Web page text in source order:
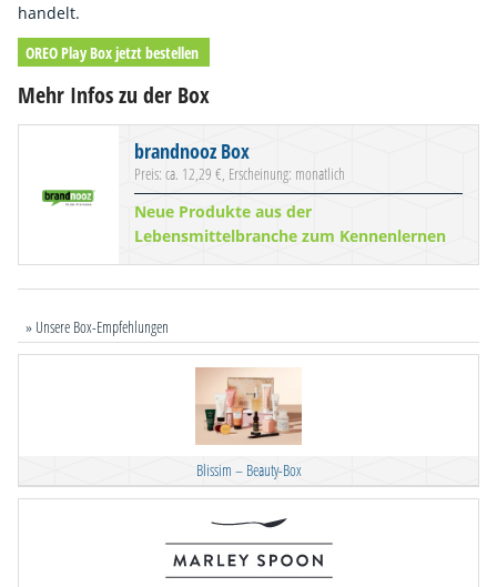
handelt.
OREO Play Box jetzt bestellen
Mehr Infos zu der Box
brandnooz Box
Preis: ca. 12,29 €, Erscheinung: monatlich
Neue Produkte aus der
Lebensmittelbranche zum Kennenlernen
» Unsere Box-Empfehlungen
Blissim – Beauty-Box